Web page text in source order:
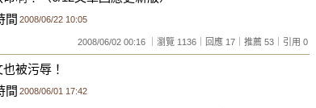
2008/06/22 10:05
2008/06/02 00:16 ｜瀏覽 1136｜回應 17｜推薦 53｜引用 0
被污辱！
2008/06/01 17:42